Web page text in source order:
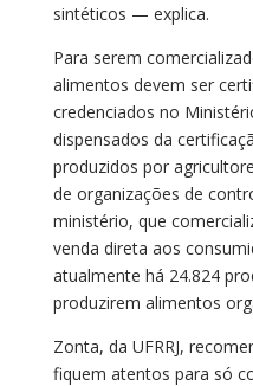
sintéticos — explica.
Para serem
alimentos devem ser
credenciados no
dispensados da
produzidos por
de organizações de
ministério, que
venda direta aos
atualmente há 24.824
produzirem alimentos
Zonta, da UFRRJ,
fiquem atentos para só